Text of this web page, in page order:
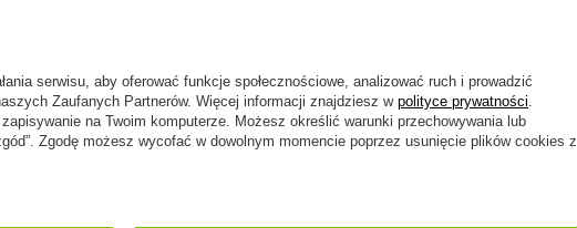
Czakra XL. To propozycja
detal. Mata łączy w sobie
stabilna, miękka i przyjazna
serwisu, aby oferować funkcje społecznościowe, analizować ruch i prowadzić
Zaufanych Partnerów. Więcej informacji znajdziesz wpolityce prywatności.
na Twoim komputerze. Możesz określić warunki przechowywania lub
Zgodę możesz wycofać w dowolnym momencie poprzez usunięcie plików cookies z